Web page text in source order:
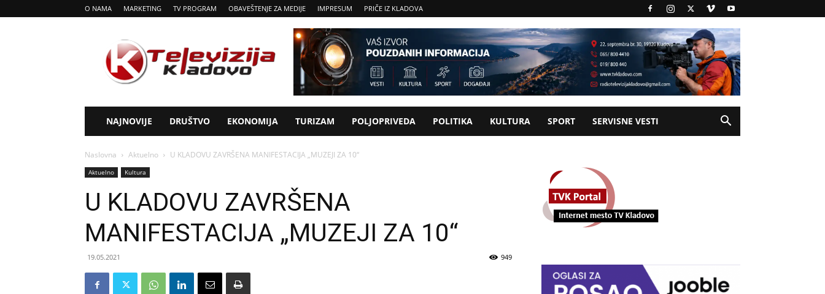
O NAMA MARKETING TV PROGRAM OBAVEŠTENJE ZA MEDIJE IMPRESUM PRIČE IZ KLADOVA
Tv
Kladovo
NAJNOVIJE DRUŠTVO EKONOMIJA TURIZAM POLJOPRIVEDA POLITIKA KULTURA SPORT SERVISNE VESTI
Naslovna Aktuelno U KLADOVU ZAVRŠENA MANIFESTACIJA „MUZEJI ZA 10“
Aktuelno Kultura
U KLADOVU ZAVRŠENA
MANIFESTACIJA „MUZEJI ZA 10“
19.05.2021 949